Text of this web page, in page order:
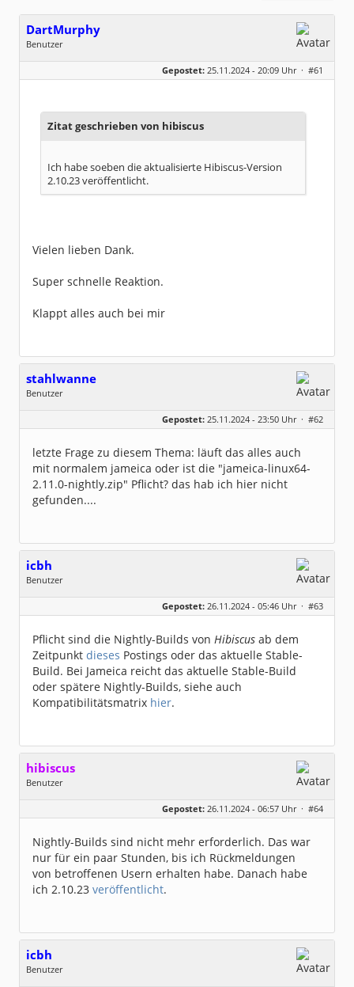
DartMurphy
Benutzer
Geschlecht:
keine Angabe
Dabei seit:
11 / 2024
Gepostet: 25.11.2024 - 20:09 Uhr · #61
Zitat geschrieben von hibiscus
Ich habe soeben die aktualisierte Hibiscus-Version
2.10.23 veröffentlicht.
Vielen lieben Dank.
Super schnelle Reaktion.
Klappt alles auch bei mir
stahlwanne
Benutzer
Dabei seit:
04 / 2007
Gepostet: 25.11.2024 - 23:50 Uhr · #62
letzte Frage zu diesem Thema: läuft das alles auch
mit normalem jameica oder ist die "jameica-linux64-
2.11.0-nightly.zip" Pflicht? das hab ich hier nicht
gefunden....
icbh
Benutzer
Geschlecht:
keine Angabe
Dabei seit:
05 / 2020
Gepostet: 26.11.2024 - 05:46 Uhr · #63
Pflicht sind die Nightly-Builds von Hibiscus ab dem
Zeitpunkt dieses Postings oder das aktuelle Stable-
Build. Bei Jameica reicht das aktuelle Stable-Build
oder spätere Nightly-Builds, siehe auch
Kompatibilitätsmatrix hier.
hibiscus
Benutzer
Homepage:
willuhn.de/
Dabei seit:
03 / 2005
Gepostet: 26.11.2024 - 06:57 Uhr · #64
Nightly-Builds sind nicht mehr erforderlich. Das war
nur für ein paar Stunden, bis ich Rückmeldungen
von betroffenen Usern erhalten habe. Danach habe
ich 2.10.23 veröffentlicht.
icbh
Benutzer